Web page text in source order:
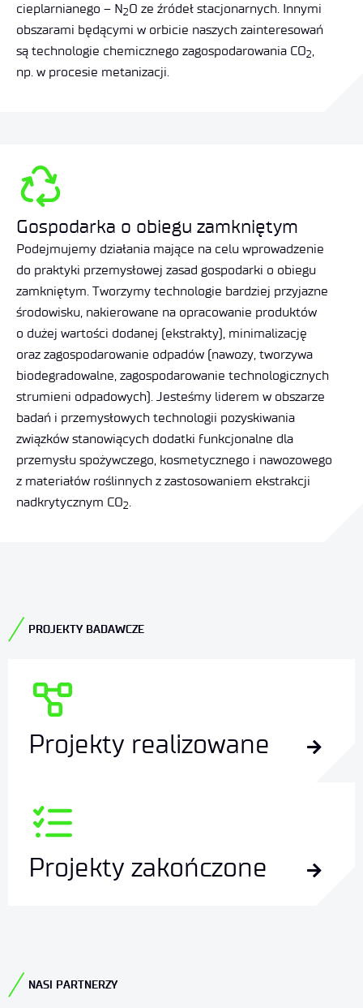
cieplarnianego – N2O ze źródeł stacjonarnych. Innymi
obszarami będącymi w orbicie naszych zainteresowań
są technologie chemicznego zagospodarowania CO2,
np. w procesie metanizacji.
Gospodarka o obiegu zamkniętym
Podejmujemy działania mające na celu wprowadzenie
do praktyki przemysłowej zasad gospodarki o obiegu
zamkniętym. Tworzymy technologie bardziej przyjazne
środowisku, nakierowane na opracowanie produktów
o dużej wartości dodanej (ekstrakty), minimalizację
oraz zagospodarowanie odpadów (nawozy, tworzywa
biodegradowalne, zagospodarowanie technologicznych
strumieni odpadowych). Jesteśmy liderem w obszarze
badań i przemysłowych technologii pozyskiwania
związków stanowiących dodatki funkcjonalne dla
przemysłu spożywczego, kosmetycznego i nawozowego
z materiałów roślinnych z zastosowaniem ekstrakcji
nadkrytycznym CO2.
PROJEKTY BADAWCZE
Projekty realizowane
Projekty zakończone
NASI PARTNERZY